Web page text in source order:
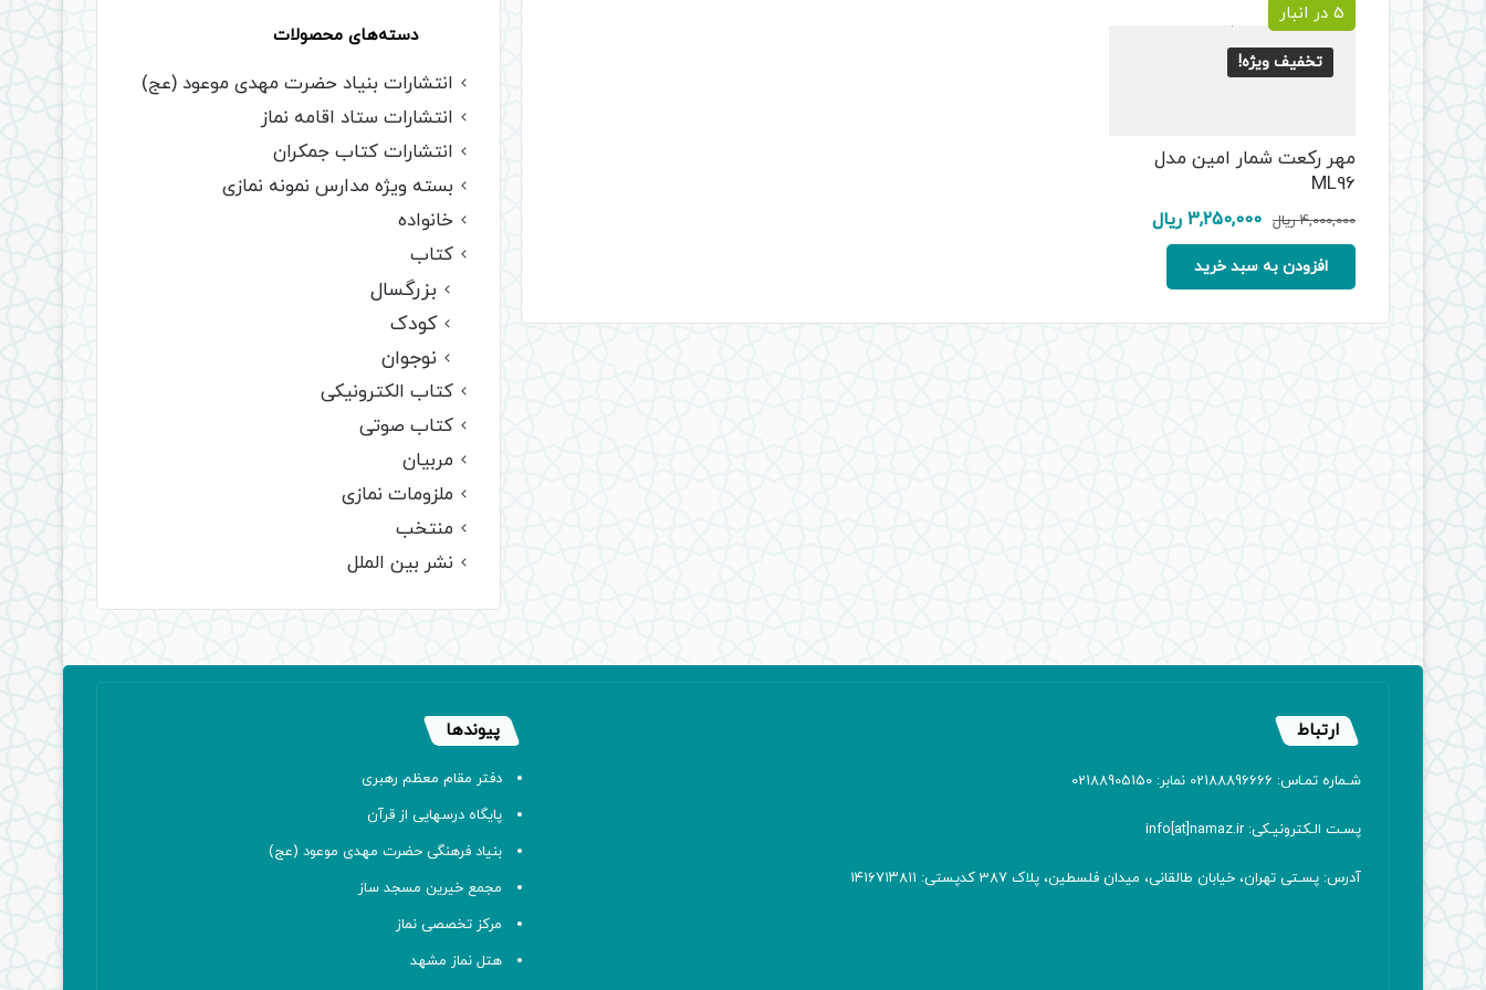
تخفیف ویژه!
5 در انبار
مهر رکعت شمار امین مدل
ML96
4,000,000 ریال قیمت
اصلی:
بود.
3,250,000 ریالقیمت
افزودن به سبد خرید
دسته‌های محصولات
انتشارات بنیاد حضرت مهدی موعود (عج)
انتشارات ستاد اقامه نماز
انتشارات کتاب جمکران
بسته ویژه مدارس نمونه نمازی
خانواده
کتاب
بزرگسال
کودک
نوجوان
کتاب الکترونیکی
کتاب صوتی
مربیان
ملزومات نمازی
منتخب
نشر بین الملل
ارتباط
شـماره تمـاس: 02188896666 نمابر: 02188905150
پسـت الـکترونیـکی: info[at]namaz.ir
آدرس: پسـتی تهران، خیابان طالقانی، میدان فلسطین، پلاک 387 کدپستی: ۱۴۱۶۷۱۳۸۱۱
پیوندها
دفتر مقام معظم رهبری
پایگاه درسهایی از قرآن
بنیاد فرهنگی حضرت مهدی موعود (عج)
مجمع خیرین مسجد ساز
مرکز تخصصی نماز
هتل نماز مشهد